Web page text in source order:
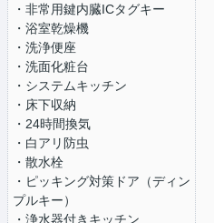
・非常用鍵内臓ICタグキー
・浴室乾燥機
・洗浄便座
・洗面化粧台
・システムキッチン
・床下収納
・24時間換気
・白アリ防虫
・散水栓
・ピッキング対策ドア（ディン
プルキー）
・浄水器付きキッチン